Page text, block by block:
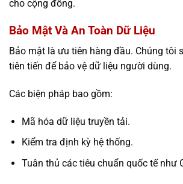
cho cộng đồng.
Bảo Mật Và An Toàn Dữ Liệu
Bảo mật là ưu tiên hàng đầu. Chúng tôi
tiên tiến để bảo vệ dữ liệu người dùng.
Các biện pháp bao gồm:
Mã hóa dữ liệu truyền tải.
Kiểm tra định kỳ hệ thống.
Tuân thủ các tiêu chuẩn quốc tế như